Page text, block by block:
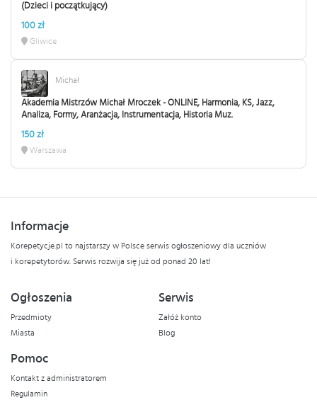
(Dzieci i początkujący)
100 zł
Gliwice
Michał
Akademia Mistrzów Michał Mroczek - ONLINE, Harmonia, KS, Jazz,
Analiza, Formy, Aranżacja, Instrumentacja, Historia Muz.
150 zł
Warszawa
Informacje
Korepetycje.pl to najstarszy w Polsce serwis ogłoszeniowy dla uczniów
i korepetytorów. Serwis rozwija się już od ponad 20 lat!
Ogłoszenia
Przedmioty
Miasta
Serwis
Załóż konto
Blog
Pomoc
Kontakt z administratorem
Regulamin